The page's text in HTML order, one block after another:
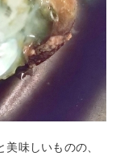
味しいものの、